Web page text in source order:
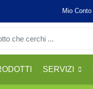
Mio Conto
SERVIZI